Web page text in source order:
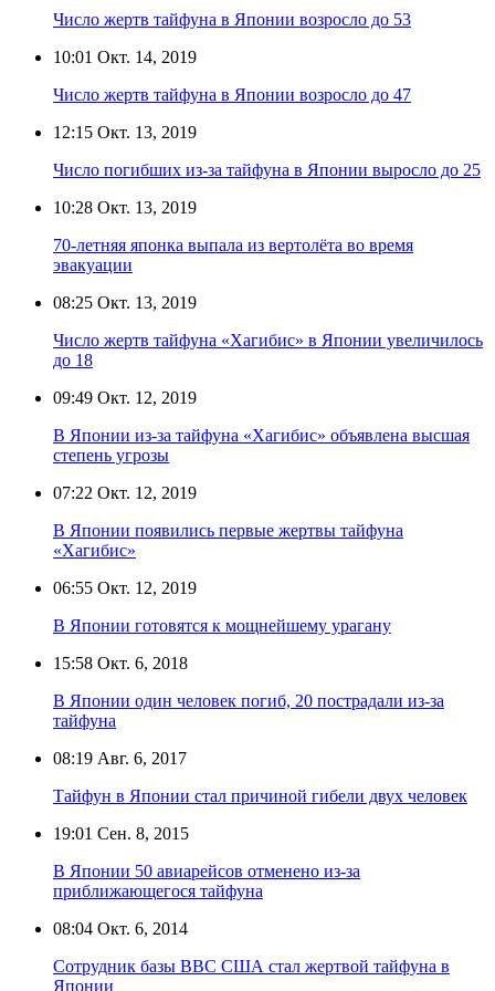
Число жертв тайфуна в Японии возросло до 53
10:01 Окт. 14, 2019
Число жертв тайфуна в Японии возросло до 47
12:15 Окт. 13, 2019
Число погибших из-за тайфуна в Японии выросло до 25
10:28 Окт. 13, 2019
70-летняя японка выпала из вертолёта во время
эвакуации
08:25 Окт. 13, 2019
Число жертв тайфуна «Хагибис» в Японии увеличилось
до 18
09:49 Окт. 12, 2019
В Японии из-за тайфуна «Хагибис» объявлена высшая
степень угрозы
07:22 Окт. 12, 2019
В Японии появились первые жертвы тайфуна
«Хагибис»
06:55 Окт. 12, 2019
В Японии готовятся к мощнейшему урагану
15:58 Окт. 6, 2018
В Японии один человек погиб, 20 пострадали из-за
тайфуна
08:19 Авг. 6, 2017
Тайфун в Японии стал причиной гибели двух человек
19:01 Сен. 8, 2015
В Японии 50 авиарейсов отменено из-за
приближающегося тайфуна
08:04 Окт. 6, 2014
Сотрудник базы ВВС США стал жертвой тайфуна в
Японии